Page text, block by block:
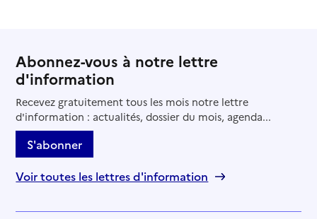
Abonnez-vous à notre lettre
d'information
Recevez gratuitement tous les mois notre lettre
d'information : actualités, dossier du mois, agenda...
S'abonner
Voir toutes les lettres d'information